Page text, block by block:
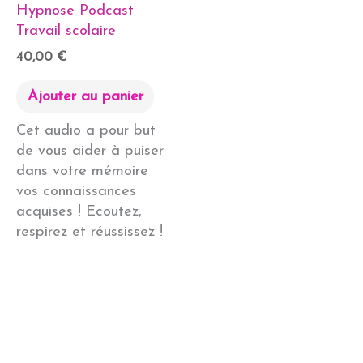
Hypnose Podcast
Travail scolaire
40,00 €
Ajouter au panier
Cet audio a pour but
de vous aider à puiser
dans votre mémoire
vos connaissances
acquises ! Ecoutez,
respirez et réussissez !